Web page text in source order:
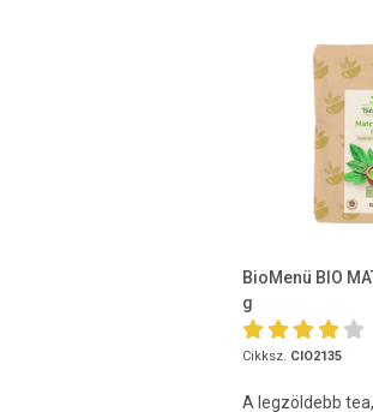
BioMenü BIO
g
Cikksz. CIO2135
A legzöldebb